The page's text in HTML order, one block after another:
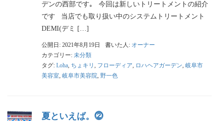
デンの西部です｡ 今回は新しいトリートメントの紹介
です 当店でも取り扱い中のシステムトリートメント
DEMI(デミ […]
公開日: 2021年8月19日 書いた人: オーナー
カテゴリー: 未分類
タグ: Loha, ちょキリ , フローディア, ロハヘアガーデン, 岐阜市
美容室, 岐阜市美容院, 野一色
夏といえば。⓶